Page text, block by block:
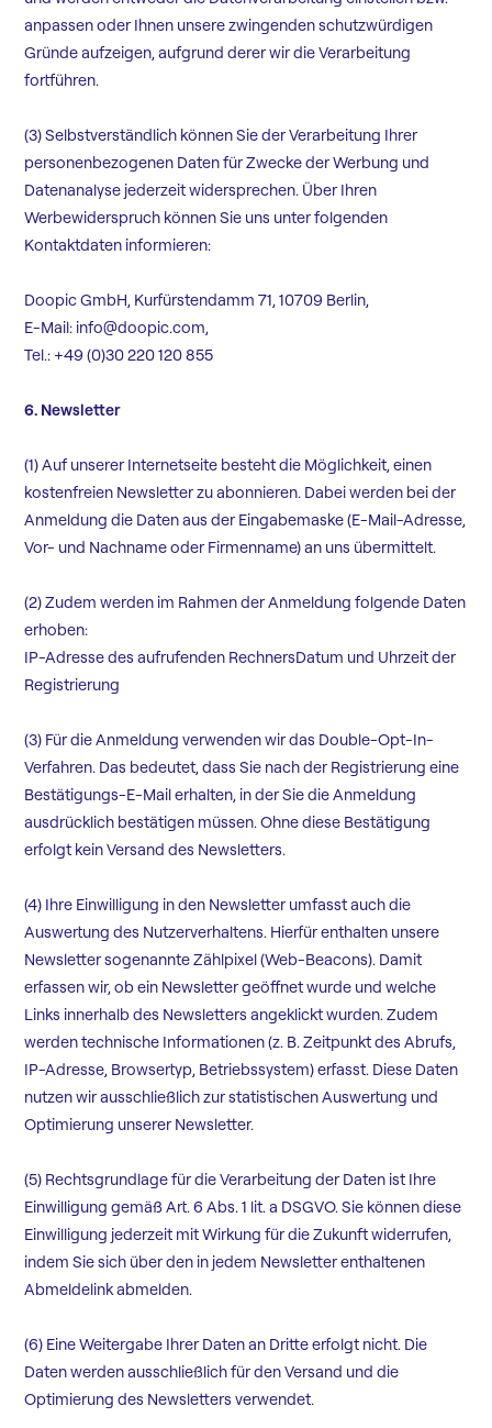
anpassen oder Ihnen unsere zwingenden schutzwürdigen
Gründe aufzeigen, aufgrund derer wir die Verarbeitung
fortführen.
(3) Selbstverständlich können Sie der Verarbeitung Ihrer
personenbezogenen Daten für Zwecke der Werbung und
Datenanalyse jederzeit widersprechen. Über Ihren
Werbewiderspruch können Sie uns unter folgenden
Kontaktdaten informieren:
Doopic GmbH, Kurfürstendamm 71, 10709 Berlin,
E-Mail: info@doopic.com,
Tel.: +49 (0)30 220 120 855
6. Newsletter
(1) Auf unserer Internetseite besteht die Möglichkeit, einen
kostenfreien Newsletter zu abonnieren. Dabei werden bei der
Anmeldung die Daten aus der Eingabemaske (E-Mail-Adresse,
Vor- und Nachname oder Firmenname) an uns übermittelt.
(2) Zudem werden im Rahmen der Anmeldung folgende Daten
erhoben:
IP-Adresse des aufrufenden RechnersDatum und Uhrzeit der
Registrierung
(3) Für die Anmeldung verwenden wir das Double-Opt-In-
Verfahren. Das bedeutet, dass Sie nach der Registrierung eine
Bestätigungs-E-Mail erhalten, in der Sie die Anmeldung
ausdrücklich bestätigen müssen. Ohne diese Bestätigung
erfolgt kein Versand des Newsletters.
(4) Ihre Einwilligung in den Newsletter umfasst auch die
Auswertung des Nutzerverhaltens. Hierfür enthalten unsere
Newsletter sogenannte Zählpixel (Web-Beacons). Damit
erfassen wir, ob ein Newsletter geöffnet wurde und welche
Links innerhalb des Newsletters angeklickt wurden. Zudem
werden technische Informationen (z. B. Zeitpunkt des Abrufs,
IP-Adresse, Browsertyp, Betriebssystem) erfasst. Diese Daten
nutzen wir ausschließlich zur statistischen Auswertung und
Optimierung unserer Newsletter.
(5) Rechtsgrundlage für die Verarbeitung der Daten ist Ihre
Einwilligung gemäß Art. 6 Abs. 1 lit. a DSGVO. Sie können diese
Einwilligung jederzeit mit Wirkung für die Zukunft widerrufen,
indem Sie sich über den in jedem Newsletter enthaltenen
Abmeldelink abmelden.
(6) Eine Weitergabe Ihrer Daten an Dritte erfolgt nicht. Die
Daten werden ausschließlich für den Versand und die
Optimierung des Newsletters verwendet.